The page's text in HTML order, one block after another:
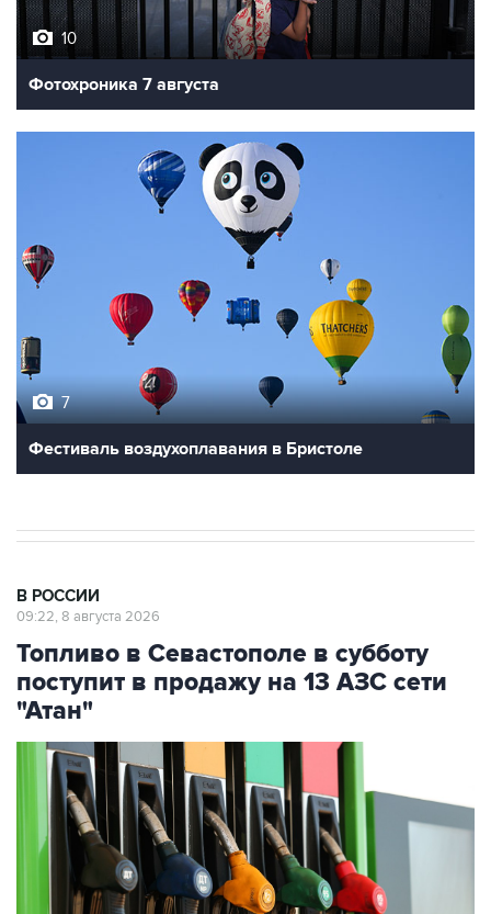
10
Фотохроника 7 августа
7
Фестиваль воздухоплавания в Бристоле
В РОССИИ
09:22, 8 августа 2026
Топливо в Севастополе в субботу
поступит в продажу на 13 АЗС сети
"Атан"